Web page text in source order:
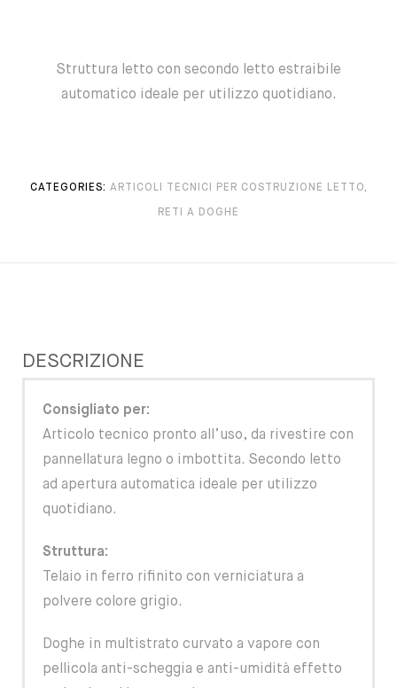
Struttura letto con secondo letto estraibile
automatico ideale per utilizzo quotidiano.
CATEGORIES: ARTICOLI TECNICI PER COSTRUZIONE LETTO,
RETI A DOGHE
DESCRIZIONE
Consigliato per:
Articolo tecnico pronto all’uso, da rivestire con
pannellatura legno o imbottita. Secondo letto
ad apertura automatica ideale per utilizzo
quotidiano.
Struttura:
Telaio in ferro rifinito con verniciatura a
polvere colore grigio.
Doghe in multistrato curvato a vapore con
pellicola anti-scheggia e anti-umidità effetto